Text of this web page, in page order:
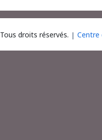
Tous droits réservés. Centre